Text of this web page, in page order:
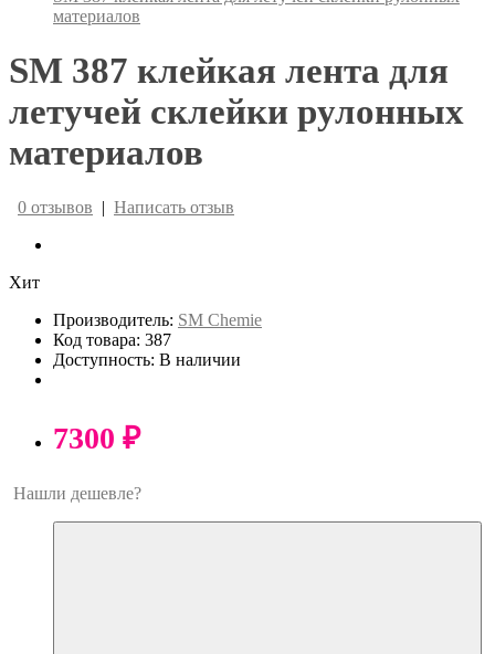
материалов
SM 387 клейкая лента для
летучей склейки рулонных
материалов
0 отзывов | Написать отзыв
Хит
Производитель: SM Chemie
Код товара: 387
Доступность: В наличии
7300 ₽
Нашли дешевле?